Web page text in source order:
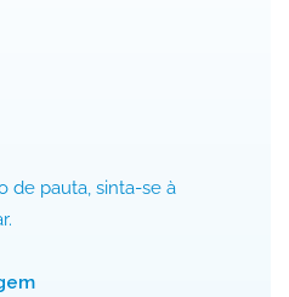
de pauta, sinta-se à